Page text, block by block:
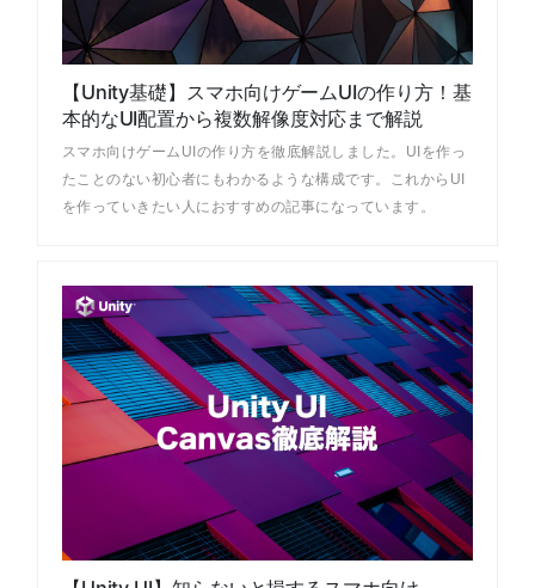
【Unity基礎】スマホ向けゲームUIの作り方！基
本的なUI配置から複数解像度対応まで解説
スマホ向けゲームUIの作り方を徹底解説しました。UIを作っ
たことのない初心者にもわかるような構成です。これからUI
を作っていきたい人におすすめの記事になっています。